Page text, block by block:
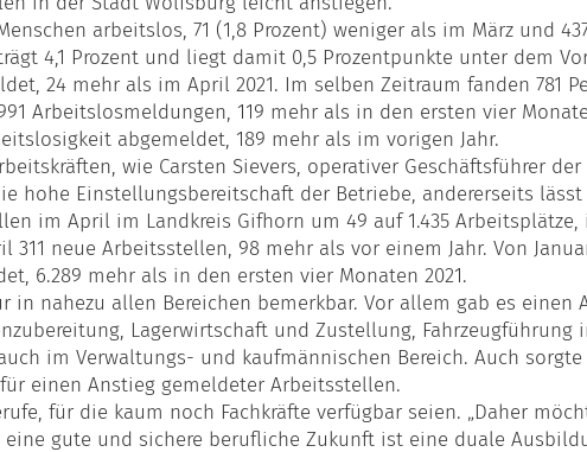
arbeitslos, 71 (1,8 Prozent) weniger als im März und
4,1 Prozent und liegt damit 0,5 Prozentpunkte unter dem
24 mehr als im April 2021. Im selben Zeitraum fanden 781
Arbeitslosmeldungen, 119 mehr als in den ersten vier
abgemeldet, 189 mehr als im vorigen Jahr.
wie Carsten Sievers, operativer Geschäftsführer
hohe Einstellungsbereitschaft der Betriebe, andererseits
im April im Landkreis Gifhorn um 49 auf 1.435
neue Arbeitsstellen, 98 mehr als vor einem Jahr. Von
6.289 mehr als in den ersten vier Monaten 2021.
in nahezu allen Bereichen bemerkbar. Vor allem gab es einen
Lagerwirtschaft und Zustellung, Fahrzeugführung
im Verwaltungs- und kaufmännischen Bereich. Auch
einen Anstieg gemeldeter Arbeitsstellen.
für die kaum noch Fachkräfte verfügbar seien. „Daher
eine gute und sichere berufliche Zukunft ist eine duale